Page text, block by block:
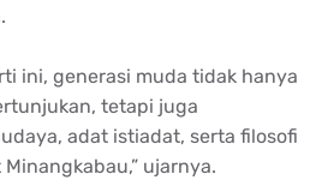
ini, generasi muda tidak hanya
tetapi juga
adat istiadat, serta filosofi
ujarnya.